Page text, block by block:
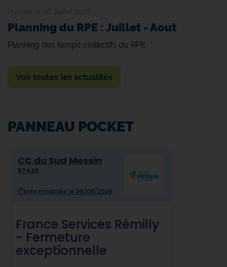
Planning du RPE : Juillet - Aout
Planning des temps collectifs du RPE
Voir toutes les actualités
PANNEAU POCKET